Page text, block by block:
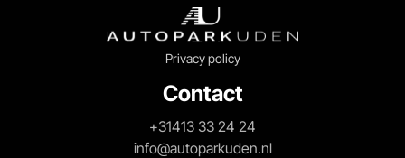
Privacy policy
Contact
+31413 33 24 24
info@autoparkuden.nl